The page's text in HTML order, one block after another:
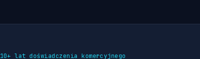
lat doświadczenia komercyjnego